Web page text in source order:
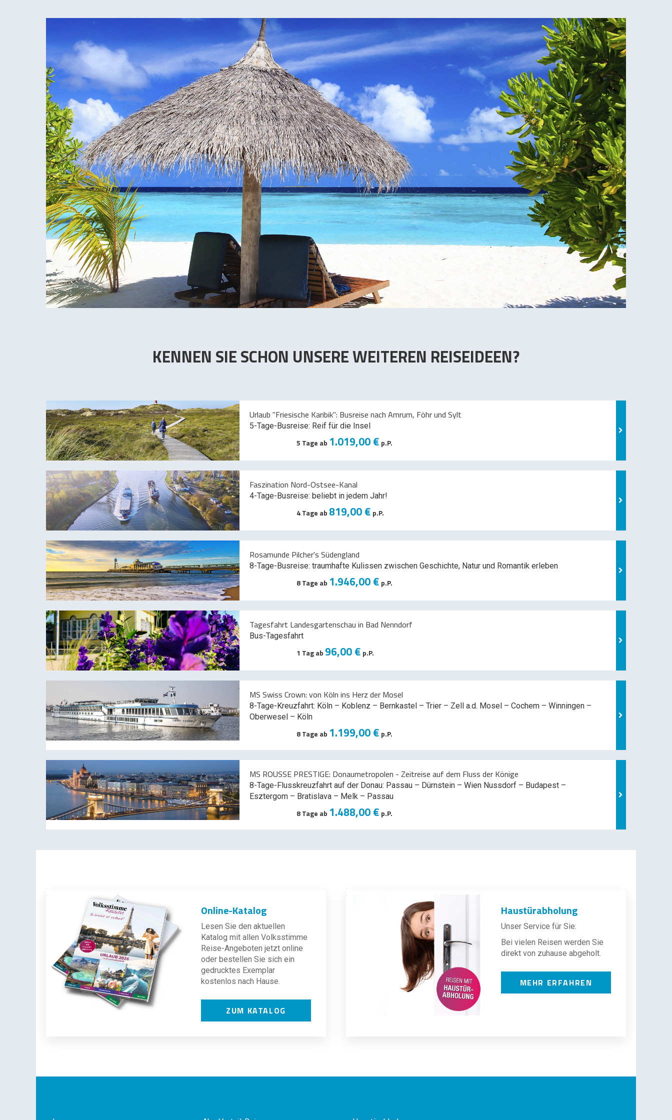
KENNEN SIE SCHON UNSERE WEITEREN REISEIDEEN?
Urlaub "Friesische Karibik": Busreise nach Amrum, Föhr und Sylt
5-Tage-Busreise: Reif für die Insel
5 Tage ab 1.019,00 € p.P.
Faszination Nord-Ostsee-Kanal
4-Tage-Busreise: beliebt in jedem Jahr!
4 Tage ab 819,00 € p.P.
Rosamunde Pilcher's Südengland
8-Tage-Busreise: traumhafte Kulissen zwischen Geschichte, Natur und Romantik erleben
8 Tage ab 1.946,00 € p.P.
Tagesfahrt Landesgartenschau in Bad Nenndorf
Bus-Tagesfahrt
1 Tag ab 96,00 € p.P.
MS Swiss Crown: von Köln ins Herz der Mosel
8-Tage-Kreuzfahrt: Köln – Koblenz – Bernkastel – Trier – Zell a.d. Mosel – Cochem – Winningen –
Oberwesel – Köln
8 Tage ab 1.199,00 € p.P.
MS ROUSSE PRESTIGE: Donaumetropolen - Zeitreise auf dem Fluss der Könige
8-Tage-Flusskreuzfahrt auf der Donau: Passau – Dürnstein – Wien Nussdorf – Budapest –
Esztergom – Bratislava – Melk – Passau
8 Tage ab 1.488,00 € p.P.
Online-Katalog
Lesen Sie den aktuellen
Katalog mit allen Volksstimme
Reise-Angeboten jetzt online
oder bestellen Sie sich ein
gedrucktes Exemplar
kostenlos nach Hause.
ZUM KATALOG
Haustürabholung
Unser Service für Sie:
Bei vielen Reisen werden Sie
direkt von zuhause abgeholt.
MEHR ERFAHREN